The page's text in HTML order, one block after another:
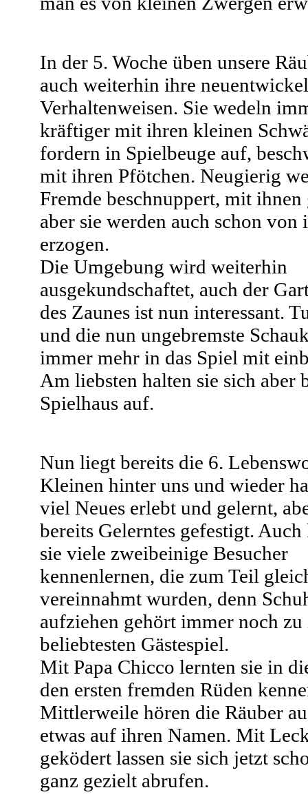
In der 5. Woche üben unsere
auch weiterhin ihre
Verhaltenweisen. Sie wedeln
kräftiger mit ihren kleinen
fordern in Spielbeuge auf,
mit ihren Pfötchen. Neugierig
Fremde beschnuppert, mit ihnen
aber sie werden auch schon von
erzogen.
Die Umgebung wird weiterhin
ausgekundschaftet, auch der
des Zaunes ist nun interessant.
und die nun ungebremste
immer mehr in das Spiel mit
Am liebsten halten sie sich aber
Spielhaus auf.
Nun liegt bereits die 6.
Kleinen hinter uns und wieder
viel Neues erlebt und gelernt,
bereits Gelerntes gefestigt.
sie viele zweibeinige Besucher
kennenlernen, die zum Teil
vereinnahmt wurden, denn
aufziehen gehört immer noch
beliebtesten Gästespiel.
Mit Papa Chicco lernten sie in
den ersten fremden Rüden
Mittlerweile hören die Räuber
etwas auf ihren Namen. Mit
geködert lassen sie sich jetzt
ganz gezielt abrufen.